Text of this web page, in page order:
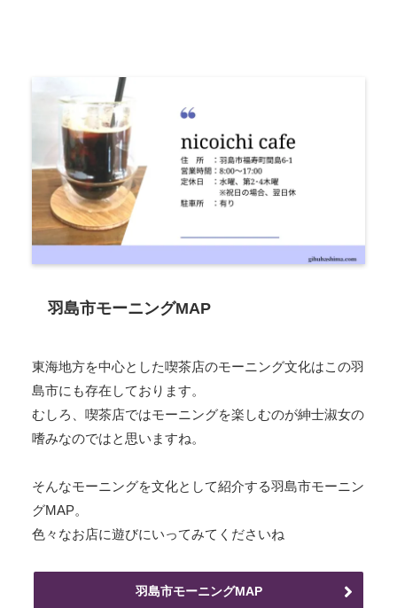
羽島市モーニングMAP
東海地方を中心とした喫茶店のモーニング文化はこの羽
島市にも存在しております。
むしろ、喫茶店ではモーニングを楽しむのが紳士淑女の
嗜みなのではと思いますね。
そんなモーニングを文化として紹介する羽島市モーニン
グMAP。
色々なお店に遊びにいってみてくださいね
羽島市モーニングMAP